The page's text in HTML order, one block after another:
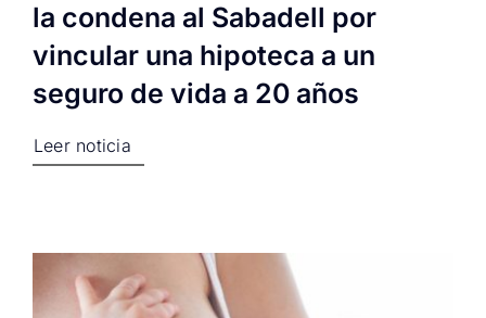
la condena al Sabadell por
vincular una hipoteca a un
seguro de vida a 20 años
Leer noticia